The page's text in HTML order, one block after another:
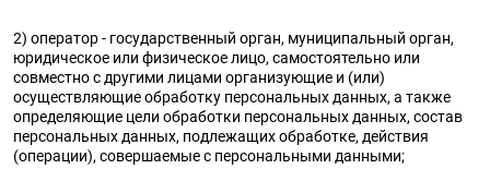
2) оператор - государственный орган, муниципальный орган,
юридическое или физическое лицо, самостоятельно или
совместно с другими лицами организующие и (или)
осуществляющие обработку персональных данных, а также
определяющие цели обработки персональных данных, состав
персональных данных, подлежащих обработке, действия
(операции), совершаемые с персональными данными;
для слуха и
зрения
при
простудных
заболеваниях
и гриппе
ПротивоаллергическиеПротивовоспалительные
Коррекция
веса
Пивные
дрожжи
Поливитаминные
комплексы
При
простуде
Уход за
телом